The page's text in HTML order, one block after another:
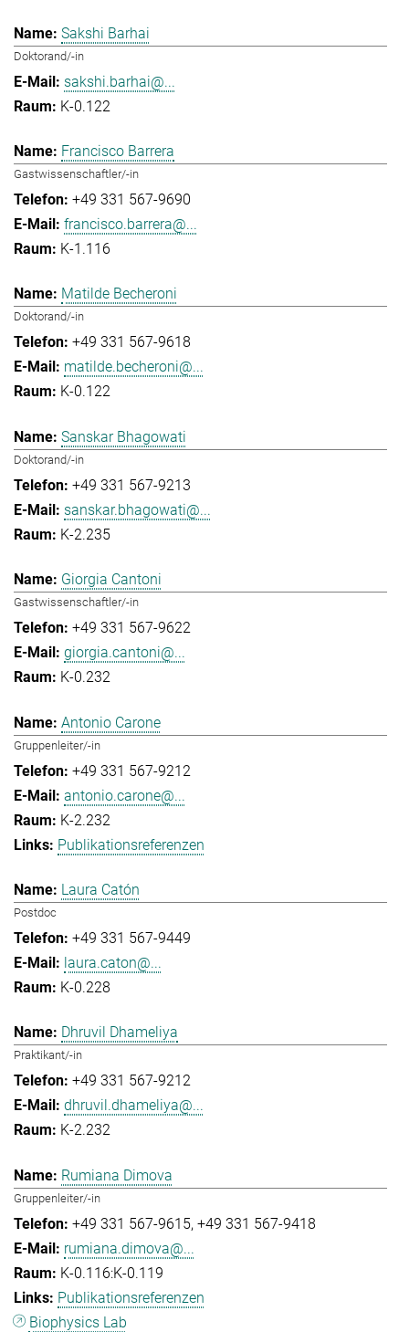
Sakshi Barhai
Doktorand/-in
sakshi.barhai@...
K-0.122
Francisco Barrera
Gastwissenschaftler/-in
+49 331 567-9690
francisco.barrera@...
K-1.116
Matilde Becheroni
Doktorand/-in
+49 331 567-9618
matilde.becheroni@...
K-0.122
Sanskar Bhagowati
Doktorand/-in
+49 331 567-9213
sanskar.bhagowati@...
K-2.235
Giorgia Cantoni
Gastwissenschaftler/-in
+49 331 567-9622
giorgia.cantoni@...
K-0.232
Antonio Carone
Gruppenleiter/-in
+49 331 567-9212
antonio.carone@...
K-2.232
Publikationsreferenzen
Laura Catón
Postdoc
+49 331 567-9449
laura.caton@...
K-0.228
Dhruvil Dhameliya
Praktikant/-in
+49 331 567-9212
dhruvil.dhameliya@...
K-2.232
Rumiana Dimova
Gruppenleiter/-in
+49 331 567-9615 +49 331 567-9418
rumiana.dimova@...
K-0.116:K-0.119
Publikationsreferenzen
Biophysics Lab